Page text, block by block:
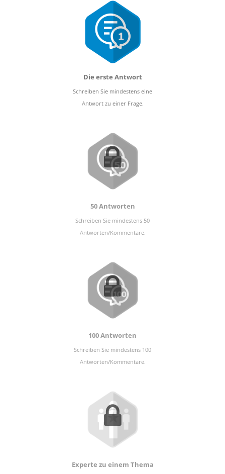
Die erste Antwort
Schreiben Sie mindestens eine
Antwort zu einer Frage.
50 Antworten
Schreiben Sie mindestens 50
Antworten/Kommentare.
100 Antworten
Schreiben Sie mindestens 100
Antworten/Kommentare.
Experte zu einem Thema